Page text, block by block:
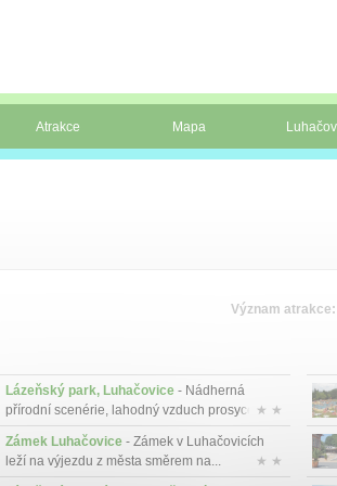
Atrakce Mapa
Význam atrakce:
Lázeňský park, Luhačovice- Nádherná
přírodní scenérie, lahodný vzduch prosyce...★ ★
Zámek Luhačovice- Zámek v Luhačovicích
leží na výjezdu z města směrem na...
★ ★